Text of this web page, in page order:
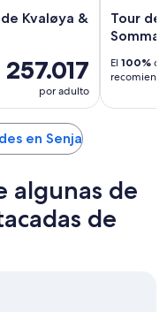
Kvaløya &
por adulto
Tour de
El 100%
en Senja
algunas de
de